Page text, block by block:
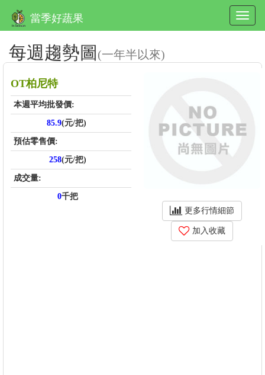
當季好蔬果
每週趨勢圖 (一年半以來)
OT柏尼特
本週平均批發價:
85.9(元/把)
預估零售價:
258(元/把)
成交量:
0千把
更多行情細節
加入收藏